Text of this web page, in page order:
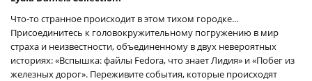
Что-то странное происходит в этом тихом городке...
Присоединитесь к головокружительному погружению в мир
страха и неизвестности, объединенному в двух невероятных
историях: «Вспышка: файлы Fedora, что знает Лидия» и «Побег из
железных дорог». Переживите события, которые происходят